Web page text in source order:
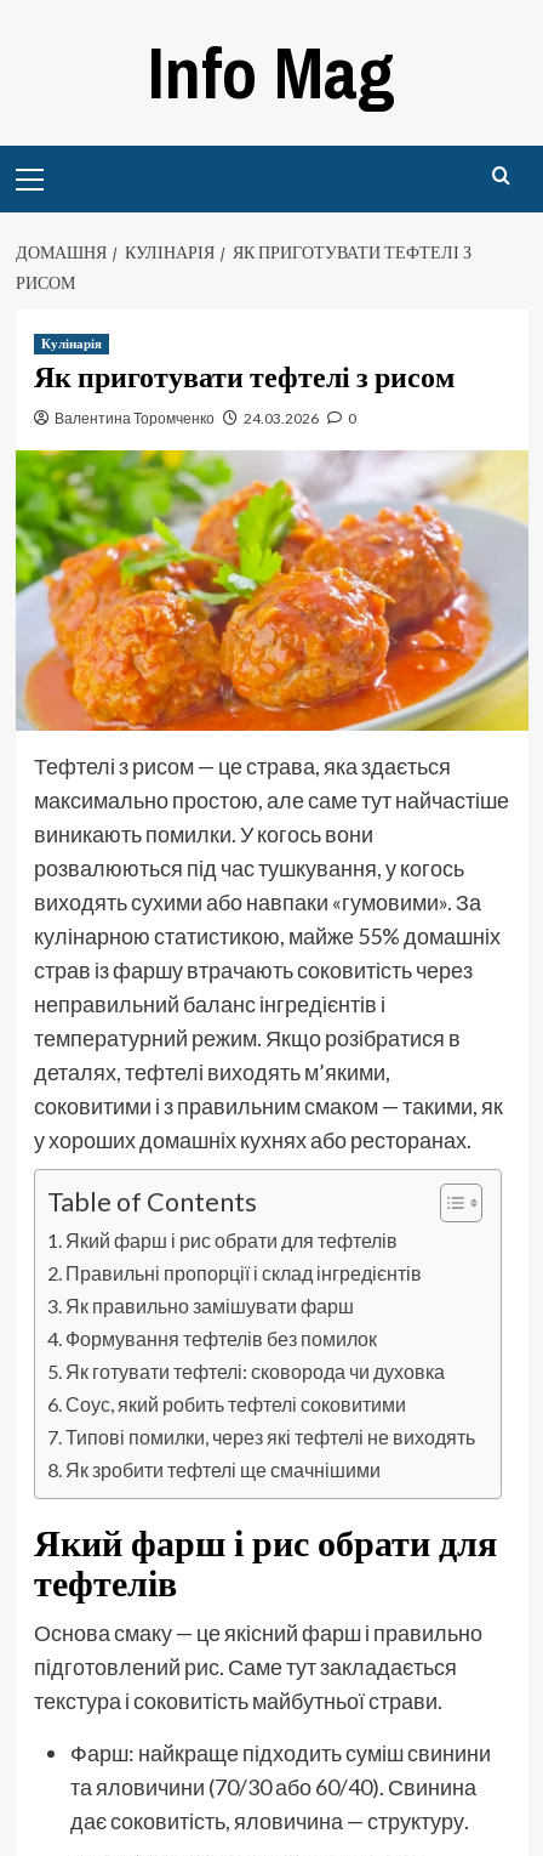
Info Mag
Menu
ДОМАШНЯ КУЛІНАРІЯ
ЯК ПРИГОТУВАТИ ТЕФТЕЛІ З
РИСОМ
Кулінарія
Як приготувати тефтелі з рисом
Валентина Торомченко 24.03.2026 0
Тефтелі з рисом — це страва, яка здається
максимально простою, але саме тут найчастіше
виникають помилки. У когось вони
розвалюються під час тушкування, у когось
виходять сухими або навпаки «гумовими». За
кулінарною статистикою, майже 55% домашніх
страв із фаршу втрачають соковитість через
неправильний баланс інгредієнтів і
температурний режим. Якщо розібратися в
деталях, тефтелі виходять м’якими,
соковитими і з правильним смаком — такими, як
у хороших домашніх кухнях або ресторанах.
Table of Contents
Який фарш і рис обрати для тефтелів
Правильні пропорції і склад інгредієнтів
Як правильно замішувати фарш
Формування тефтелів без помилок
Як готувати тефтелі: сковорода чи духовка
Соус, який робить тефтелі соковитими
Типові помилки, через які тефтелі не виходять
Як зробити тефтелі ще смачнішими
Який фарш і рис обрати для
тефтелів
Основа смаку — це якісний фарш і правильно
підготовлений рис. Саме тут закладається
текстура і соковитість майбутньої страви.
Фарш: найкраще підходить суміш свинини
та яловичини (70/30 або 60/40). Свинина
дає соковитість, яловичина — структуру.